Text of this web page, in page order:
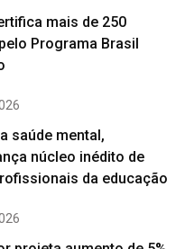
mais de 250
Programa Brasil
saúde mental,
núcleo inédito de
da educação